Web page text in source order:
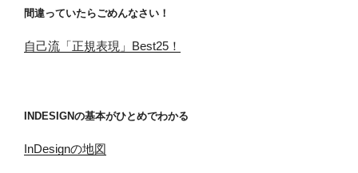
間違っていたらごめんなさい！
自己流「正規表現」Best25！
INDESIGNの基本がひとめでわかる
InDesignの地図